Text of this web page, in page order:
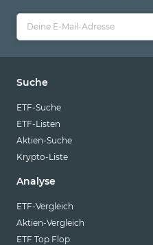
Suche
ETF-Suche
ETF-Listen
Aktien-Suche
Krypto-Liste
Analyse
ETF-Vergleich
Aktien-Vergleich
ETF Top Flop